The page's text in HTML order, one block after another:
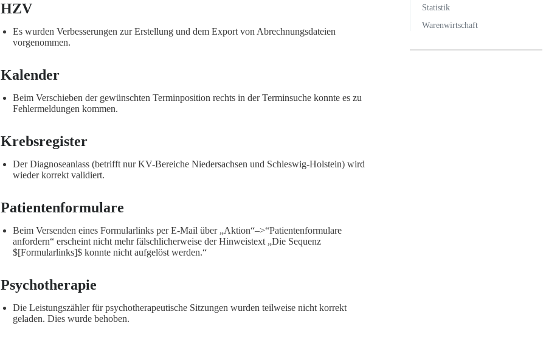
HZV
Es wurden Verbesserungen zur Erstellung und dem Export von Abrechnungsdateien
vorgenommen.
Kalender
Beim Verschieben der gewünschten Terminposition rechts in der Terminsuche konnte es zu
Fehlermeldungen kommen.
Krebsregister
Der Diagnoseanlass (betrifft nur KV-Bereiche Niedersachsen und Schleswig-Holstein) wird
wieder korrekt validiert.
Patientenformulare
Beim Versenden eines Formularlinks per E-Mail über „Aktion“–>“Patientenformulare
anfordern“ erscheint nicht mehr fälschlicherweise der Hinweistext „Die Sequenz
$[Formularlinks]$ konnte nicht aufgelöst werden.“
Psychotherapie
Die Leistungszähler für psychotherapeutische Sitzungen wurden teilweise nicht korrekt
geladen. Dies wurde behoben.
Statistik
Warenwirtschaft